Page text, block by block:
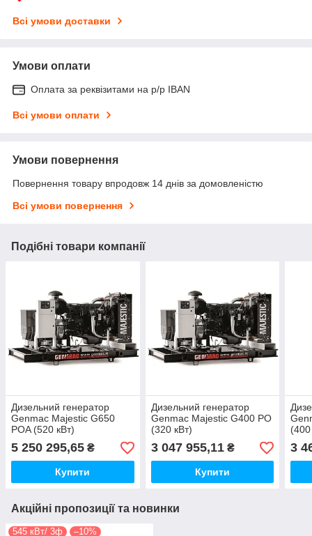
Всі умови доставки
Умови оплати
Оплата за реквізитами на р/р IBAN
Всі умови оплати
Умови повернення
Повернення товару впродовж 14 днів за домовленістю
Всі умови повернення
Подібні товари компанії
Дизельний генератор
Genmac Majestic G650
POA (520 кВт)
5 250 295,65 ₴
Купити
Дизельний генератор
Genmac Majestic G400 PO
(320 кВт)
3 047 955,11₴
Купити
3
Акційні пропозиції та новинки
545 кВт/ 3ф –10%